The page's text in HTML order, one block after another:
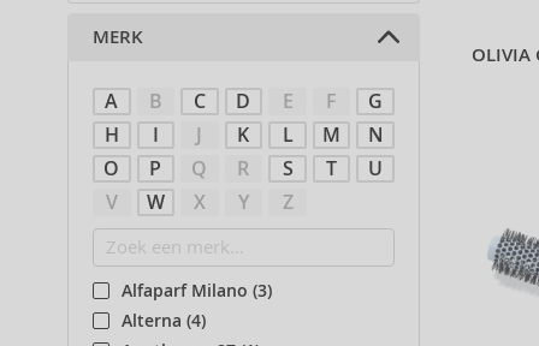
OLIVIA
MERK
A B C D E F
G
H
I J K L M
N
O
P Q R S T
U
V
W X Y Z
Alfaparf Milano (3)
Alterna (4)